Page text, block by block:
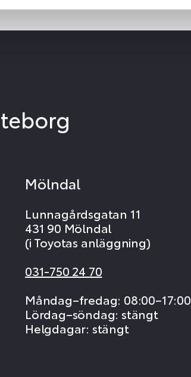
Mölndal
Lunnagårdsgatan 11
431 90 Mölndal
(i Toyotas anläggning)
031-750 24 70
Måndag–fredag: 08:00–17:00
Lördag–söndag: stängt
Helgdagar: stängt